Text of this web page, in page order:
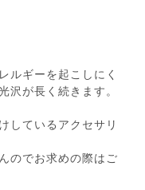
ルギーを起こしにく
沢が長く続きます。
しているアクセサリ
のでお求めの際はご